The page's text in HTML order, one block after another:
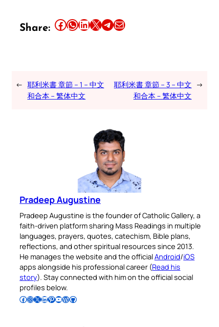
Share: Share this article on Facebook Share this article on WhatsApp Share this article on LinkedIn Share this article on X Share this article on TelegramEmail this Article
← 耶利米書 章節 – 1 – 中文
和合本 – 繁体中文
耶利米書 章節 – 3 – 中文
和合本 – 繁体中文
→
Pradeep Augustine
Pradeep Augustine is the founder of Catholic Gallery, a
faith-driven platform sharing Mass Readings in multiple
languages, prayers, quotes, catechism, Bible plans,
reflections, and other spiritual resources since 2013.
He manages the website and the officialAndroid/iOS
apps alongside his professional career (Read his
story). Stay connected with him on the official social
profiles below.
Follow Pradeep on Facebook Follow Pradeep on InstagramFollow Pradeep on X Follow Pradeep on LinkedIn Follow Pradeep on Pinterest Subscribe to Pradeep’s Youtube Channel Follow Pradeep on WordPress Follow Pradeep on GitHub